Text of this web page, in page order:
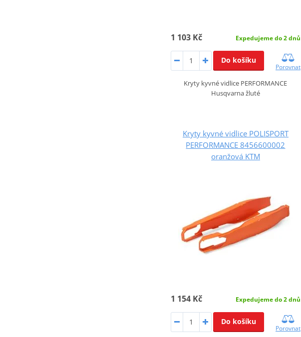
1 103 Kč Expedujeme do 2 dnů
Do košíku
Porovnat
Kryty kyvné vidlice PERFORMANCE
Husqvarna žluté
Kryty kyvné vidlice POLISPORT
PERFORMANCE 8456600002
oranžová KTM
1 154 Kč Expedujeme do 2 dnů
Do košíku
Porovnat